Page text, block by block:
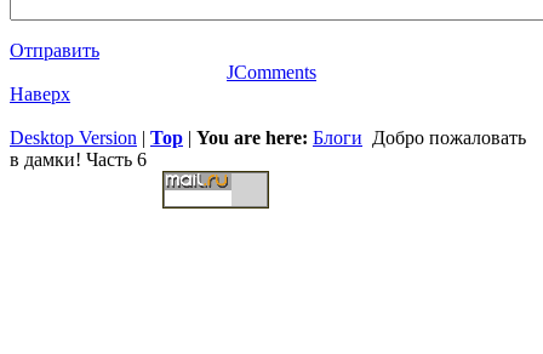
Отправить
JComments
Наверх
Desktop Version | Top | You are here: Блоги Добро пожаловать
в дамки! Часть 6